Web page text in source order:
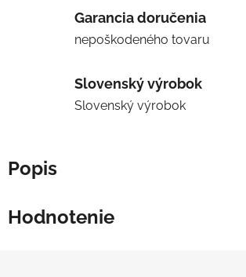
Garancia doručenia
nepoškodeného tovaru
Slovenský výrobok
Slovenský výrobok
Popis
Hodnotenie